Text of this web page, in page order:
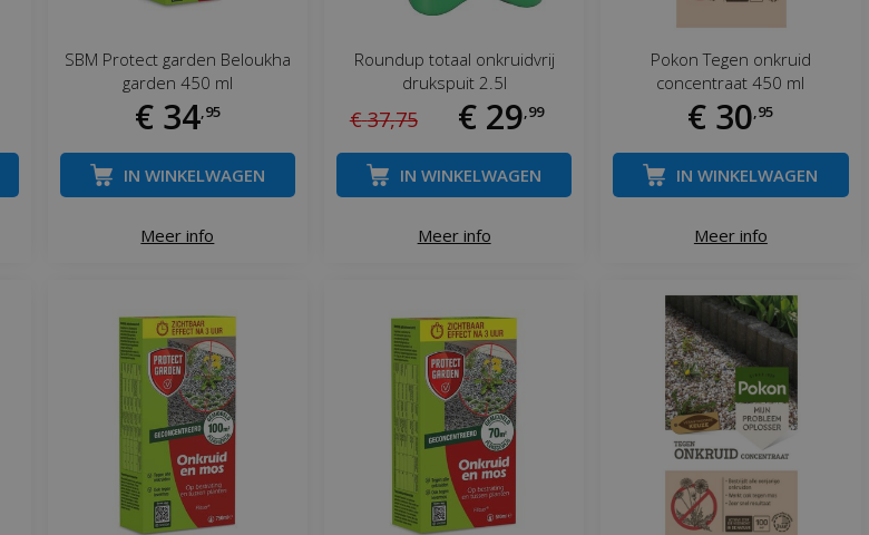
SBM Protect garden Beloukha
garden 450 ml
€ 34 95
Meer info
IN WINKELWAGEN
Roundup totaal onkruidvrij
drukspuit 2.5l
€ 37,75 € 29 99
Meer info
IN WINKELWAGEN
Pokon Tegen onkruid
concentraat 450 ml
€ 30 95
Meer info
IN WINKELWAGEN